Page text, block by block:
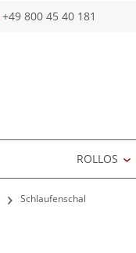
+49 800 45 40 181
ROLLOS
Schlaufenschal